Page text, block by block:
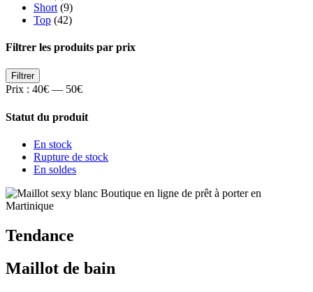
Short (9)
Top (42)
Filtrer les produits par prix
Prix
min
Prix
max
Filtrer
Prix : 40€ — 50€
Statut du produit
En stock
Rupture de stock
En soldes
Tendance
Maillot de bain